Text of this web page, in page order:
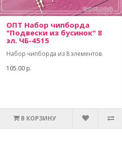
ОПТ Набор чипборда
"Подвески из бусинок" 8
эл. ЧБ-4515
Набор чипборда из 8 элементов.
105.00 р.
В КОРЗИНУ